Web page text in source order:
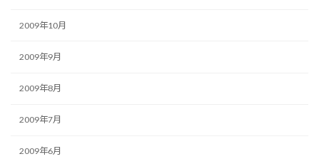
2009年10月
2009年9月
2009年8月
2009年7月
2009年6月